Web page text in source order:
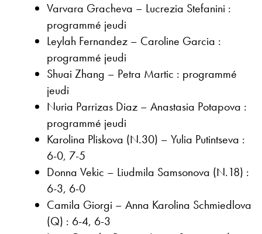
Varvara Gracheva – Lucrezia Stefanini :
programmé jeudi
Leylah Fernandez – Caroline Garcia :
programmé jeudi
Shuai Zhang – Petra Martic : programmé
jeudi
Nuria Parrizas Diaz – Anastasia Potapova :
programmé jeudi
Karolina Pliskova (N.30) – Yulia Putintseva :
6-0, 7-5
Donna Vekic – Liudmila Samsonova (N.18) :
6-3, 6-0
Camila Giorgi – Anna Karolina Schmiedlova
(Q) : 6-4, 6-3